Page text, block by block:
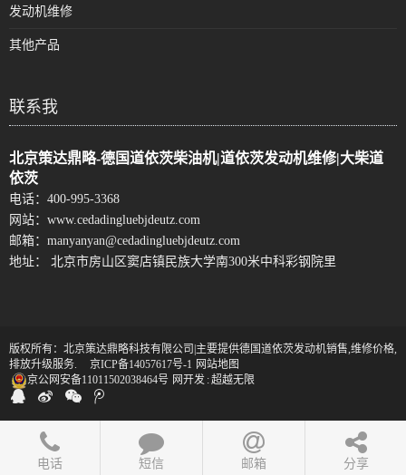
发动机维修
其他产品
联系我
北京策达鼎略-德国道依茨柴油机|道依茨发动机维修|大柴道
依茨
电话： 400-995-3368
网站： www.cedadingluebjdeutz.com
邮箱： manyanyan@cedadingluebjdeutz.com
地址： 北京市房山区窦店镇民族大学南300米中科彩钢院里
版权所有：北京策达鼎略科技有限公司|主要提供德国道依茨发动机销售,维修价格,
排放升级服务.
京ICP备14057617号-1 网站地图
京公网安备11011502038464号 网开发 :超越无限
电话 短信 邮箱 分享